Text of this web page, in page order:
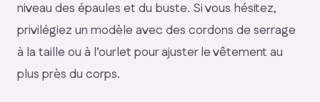
niveau des épaules et du buste. Si vous hésitez,
privilégiez un modèle avec des cordons de serrage
à la taille ou à l’ourlet pour ajuster le vêtement au
plus près du corps.